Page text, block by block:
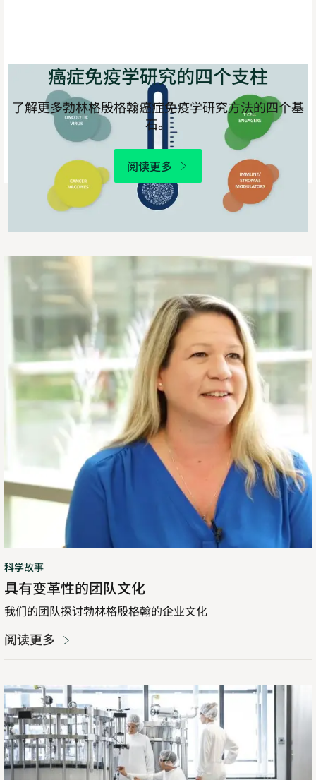
癌症免疫学研究的四个支柱
了解更多勃林格殷格翰癌症免疫学研究方法的四个基
石。
阅读更多
的
团
科学故事
具有变革性的团队文化
我们的团队探讨勃林格殷格翰的企业文化
阅读更多
模
拟
如
何
改